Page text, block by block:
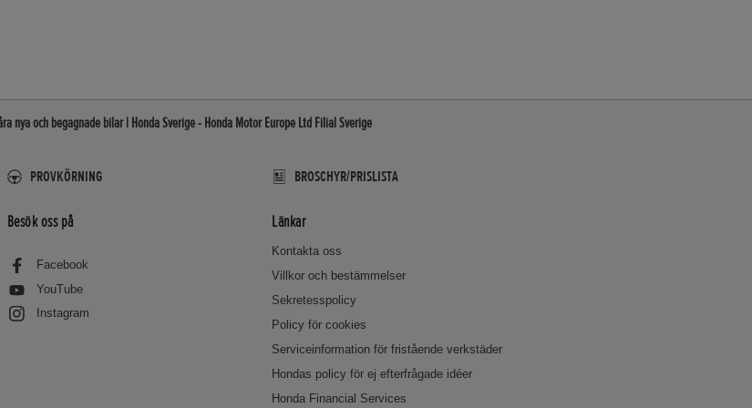
nya och begagnade bilar | Honda Sverige - Honda Motor Europe Ltd Filial Sverige
PROVKÖRNING BROSCHYR/PRISLISTA
Besök oss på
Facebook
YouTube
Instagram
Länkar
Kontakta oss
Villkor och bestämmelser
Sekretesspolicy
Policy för cookies
Serviceinformation för fristående verkstäder
Hondas policy för ej efterfrågade idéer
Honda Financial Services